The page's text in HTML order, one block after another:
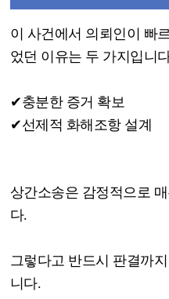
이 사건에서 의뢰인이 빠
었던 이유는 두 가지입니
✔충분한 증거 확보
✔선제적 화해조항 설계
상간소송은 감정적으로
다.
그렇다고 반드시 판결까
니다.